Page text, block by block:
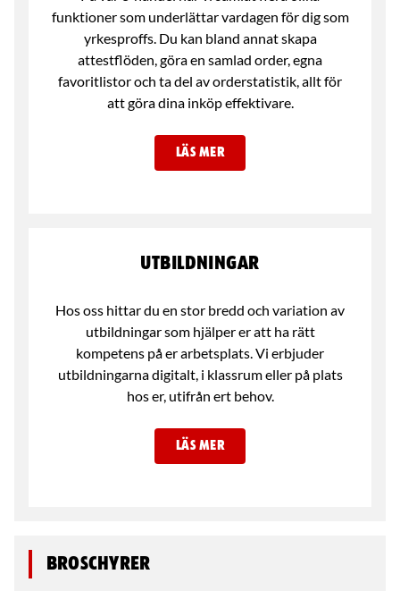
funktioner som underlättar vardagen för dig som
yrkesproffs. Du kan bland annat skapa
attestflöden, göra en samlad order, egna
favoritlistor och ta del av orderstatistik, allt för
att göra dina inköp effektivare.
LÄS MER
Utbildningar
Hos oss hittar du en stor bredd och variation av
utbildningar som hjälper er att ha rätt
kompetens på er arbetsplats. Vi erbjuder
utbildningarna digitalt, i klassrum eller på plats
hos er, utifrån ert behov.
LÄS MER
Broschyrer